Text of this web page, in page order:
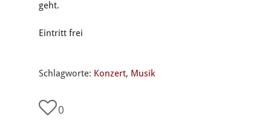
geht.
Eintritt frei
Schlagworte: Konzert, Musik
0